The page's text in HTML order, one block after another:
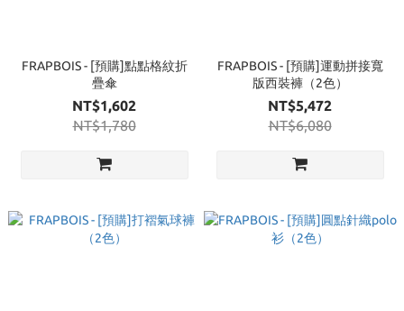
FRAPBOIS - [預購]點點格紋折
疊傘
NT$1,602
NT$1,780
FRAPBOIS - [預購]運動拼接寬
版西裝褲（2色）
NT$5,472
NT$6,080